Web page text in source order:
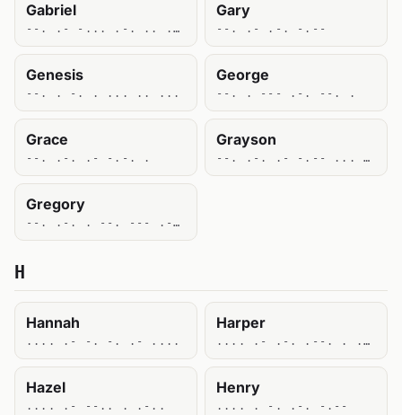
Gabriel
--. .- -... .-. .. . .-..
Gary
--. .- .-. -.--
Genesis
--. . -. . ... .. ...
George
--. . --- .-. --. .
Grace
--. .-. .- -.-. .
Grayson
--. .-. .- -.-- ... --- -.
Gregory
--. .-. . --. --- .-. -.--
H
Hannah
.... .- -. -. .- ....
Harper
.... .- .-. .--. . .-.
Hazel
.... .- --.. . .-..
Henry
.... . -. .-. -.--